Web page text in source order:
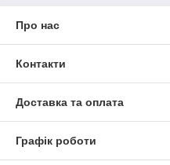
Про нас
Контакти
Доставка та оплата
Графік роботи